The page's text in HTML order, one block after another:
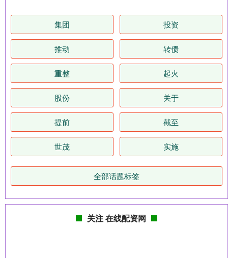
集团 投资
推动 转债
重整 起火
股份 关于
提前 截至
世茂 实施
全部话题标签
关注 在线配资网